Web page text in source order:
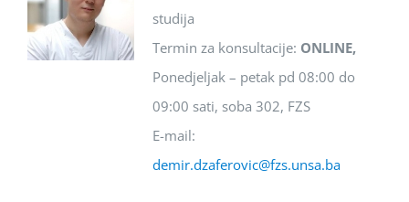
studija
Termin za konsultacije: ONLINE,
Ponedjeljak – petak pd 08:00 do
09:00 sati, soba 302, FZS
E-mail:
demir.dzaferovic@fzs.unsa.ba